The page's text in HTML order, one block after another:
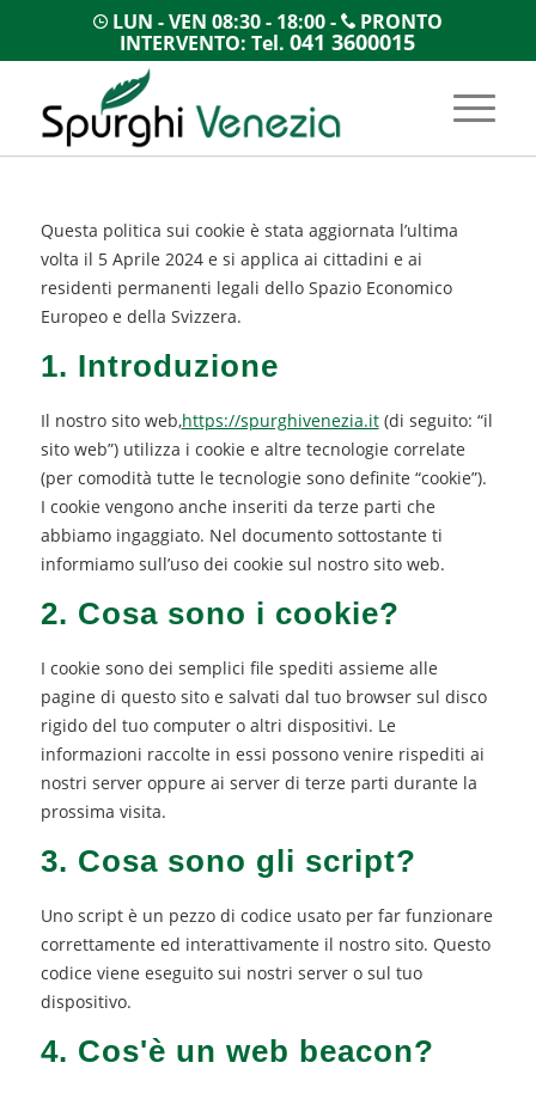
LUN - VEN 08:30 - 18:00 -
PRONTO
INTERVENTO: Tel.041 3600015
Questa politica sui cookie è stata aggiornata l’ultima
volta il 5 Aprile 2024 e si applica ai cittadini e ai
residenti permanenti legali dello Spazio Economico
Europeo e della Svizzera.
1. Introduzione
Il nostro sito web,https://spurghivenezia.it(di seguito: “il
sito web”) utilizza i cookie e altre tecnologie correlate
(per comodità tutte le tecnologie sono definite “cookie”).
I cookie vengono anche inseriti da terze parti che
abbiamo ingaggiato. Nel documento sottostante ti
informiamo sull’uso dei cookie sul nostro sito web.
2. Cosa sono i cookie?
I cookie sono dei semplici file spediti assieme alle
pagine di questo sito e salvati dal tuo browser sul disco
rigido del tuo computer o altri dispositivi. Le
informazioni raccolte in essi possono venire rispediti ai
nostri server oppure ai server di terze parti durante la
prossima visita.
3. Cosa sono gli script?
Uno script è un pezzo di codice usato per far funzionare
correttamente ed interattivamente il nostro sito. Questo
codice viene eseguito sui nostri server o sul tuo
dispositivo.
4. Cos'è un web beacon?